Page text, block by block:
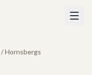
/ Hornsbergs